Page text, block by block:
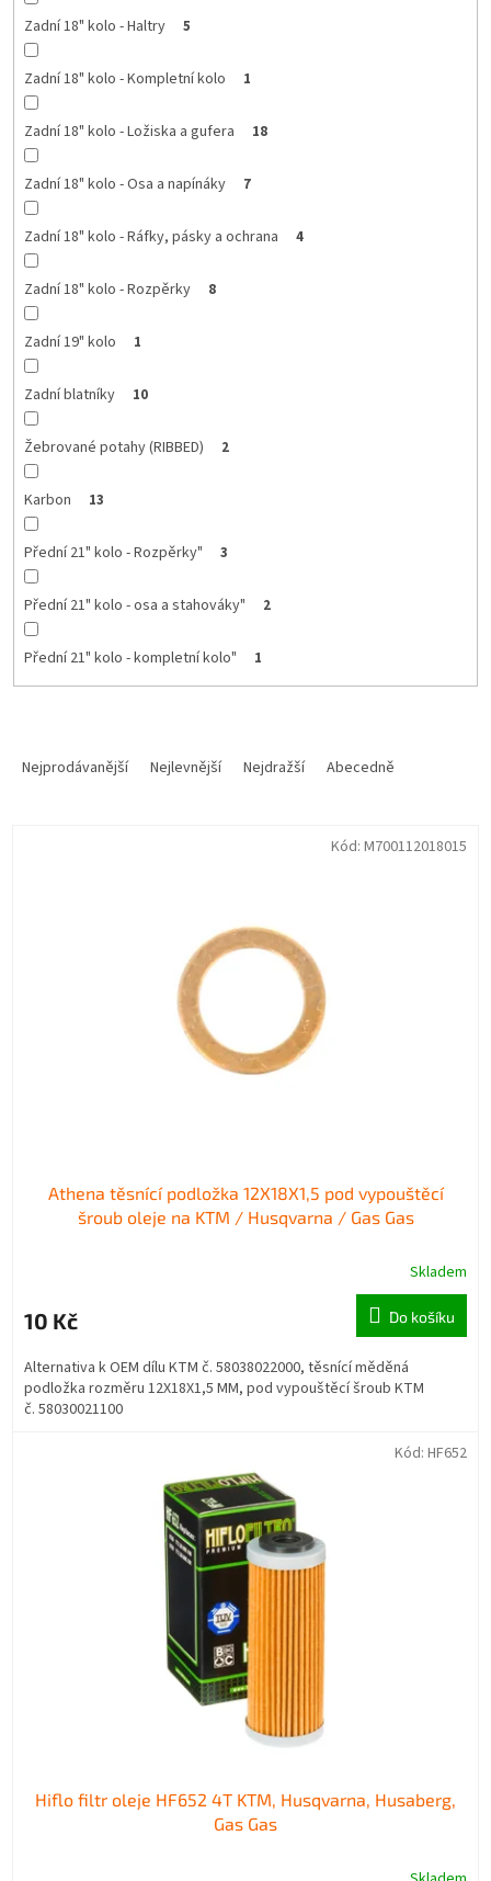
Zadní 18" kolo - Haltry 5
Zadní 18" kolo - Kompletní kolo 1
Zadní 18" kolo - Ložiska a gufera 18
Zadní 18" kolo - Osa a napínáky 7
Zadní 18" kolo - Ráfky, pásky a ochrana 4
Zadní 18" kolo - Rozpěrky 8
Zadní 19" kolo 1
Zadní blatníky 10
Žebrované potahy (RIBBED) 2
Karbon 13
Přední 21" kolo - Rozpěrky" 3
Přední 21" kolo - osa a stahováky" 2
Přední 21" kolo - kompletní kolo" 1
Nejprodávanější Nejlevnější Nejdražší Abecedně
Athena těsnící podložka 12X18X1,5 pod vypouštěcí
šroub oleje na KTM / Husqvarna / Gas Gas
Skladem
10 Kč Do košíku
Alternativa k OEM dílu KTM č. 58038022000, těsnící měděná
podložka rozměru 12X18X1,5 MM, pod vypouštěcí šroub KTM
č. 58030021100
Kód: M700112018015
Hiflo filtr oleje HF652 4T KTM, Husqvarna, Husaberg,
Gas Gas
Kód: HF652